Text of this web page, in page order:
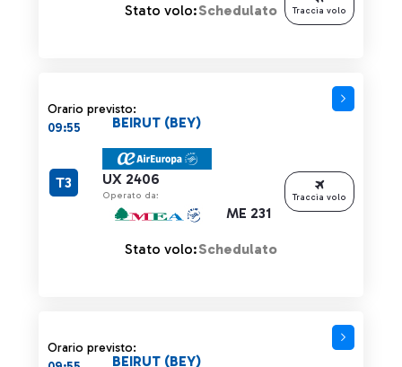
Stato volo:Schedulato Traccia volo
Orario previsto:
09:55
UX 2406
Operato da:
ME 231
BEIRUT (BEY)
T3
Stato volo:Schedulato
Traccia volo
Orario previsto:
BEIRUT (BEY)